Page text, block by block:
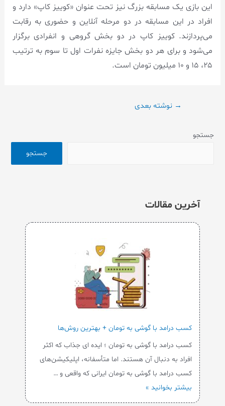
این بازی یک مسابقه بزرگ نیز تحت عنوان «کوییز کاپ» دارد و
افراد در این مسابقه در دو مرحله آنلاین و حضوری به رقابت
می‌پردازند. کوییز کاپ در دو بخش گروهی و انفرادی برگزار
می‌شود و برای هر دو بخش جایزه نفرات اول تا سوم به ترتیب
۲۵، ۱۵ و ۱۰ میلیون تومان است.
→ نوشته بعدی
جستجو
جستجو
آخرین مقالات
کسب درامد با گوشی به تومان + بهترین روش‌ها
کسب درامد با گوشی به تومان ؛ ایده ای جذاب که اکثر
افراد به دنبال آن هستند. اما متأسفانه، اپلیکیشن‌های
کسب درامد با گوشی به تومان ایرانی که واقعی و …
بیشتر بخوانید »